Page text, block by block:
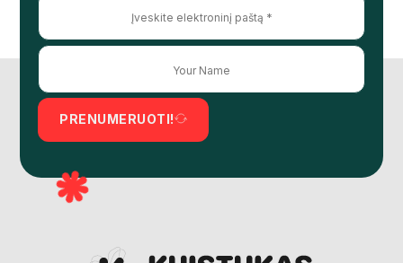
PRENUMERUOTI!